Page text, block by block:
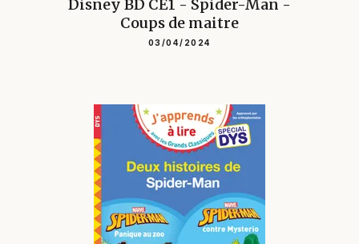
Disney BD CE1 - Spider-Man -
Coups de maitre
03/04/2024